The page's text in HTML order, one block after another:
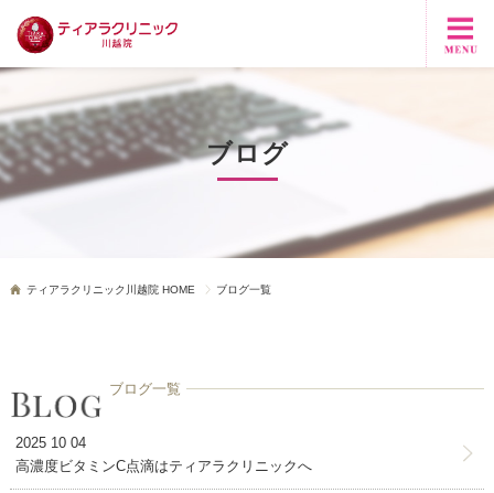
ブログ
ティアラクリニック川越院 HOME ブログ一覧
ブログ一覧
2025 10 04
高濃度ビタミンC点滴はティアラクリニックへ